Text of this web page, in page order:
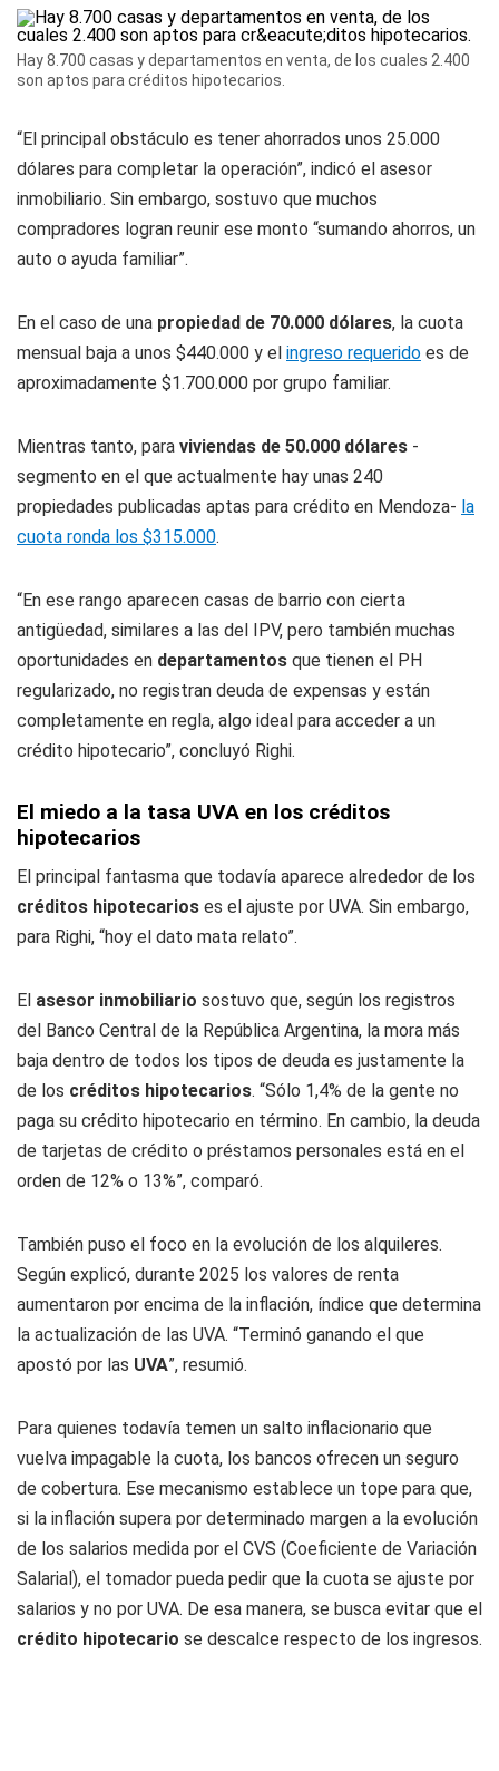
Hay 8.700 casas y departamentos en venta, de los cuales 2.400
son aptos para créditos hipotecarios.
“El principal obstáculo es tener ahorrados unos 25.000
dólares para completar la operación”, indicó el asesor
inmobiliario. Sin embargo, sostuvo que muchos
compradores logran reunir ese monto “sumando ahorros, un
auto o ayuda familiar”.
En el caso de una propiedad de 70.000 dólares, la cuota
mensual baja a unos $440.000 y el ingreso requerido es de
aproximadamente $1.700.000 por grupo familiar.
Mientras tanto, para viviendas de 50.000 dólares -
segmento en el que actualmente hay unas 240
propiedades publicadas aptas para crédito en Mendoza- la
cuota ronda los $315.000.
“En ese rango aparecen casas de barrio con cierta
antigüedad, similares a las del IPV, pero también muchas
oportunidades en departamentos que tienen el PH
regularizado, no registran deuda de expensas y están
completamente en regla, algo ideal para acceder a un
crédito hipotecario”, concluyó Righi.
El miedo a la tasa UVA en los créditos
hipotecarios
El principal fantasma que todavía aparece alrededor de los
créditos hipotecarios es el ajuste por UVA. Sin embargo,
para Righi, “hoy el dato mata relato”.
El asesor inmobiliario sostuvo que, según los registros
del Banco Central de la República Argentina, la mora más
baja dentro de todos los tipos de deuda es justamente la
de los créditos hipotecarios. “Sólo 1,4% de la gente no
paga su crédito hipotecario en término. En cambio, la deuda
de tarjetas de crédito o préstamos personales está en el
orden de 12% o 13%”, comparó.
También puso el foco en la evolución de los alquileres.
Según explicó, durante 2025 los valores de renta
aumentaron por encima de la inflación, índice que determina
la actualización de las UVA. “Terminó ganando el que
apostó por las UVA”, resumió.
Para quienes todavía temen un salto inflacionario que
vuelva impagable la cuota, los bancos ofrecen un seguro
de cobertura. Ese mecanismo establece un tope para que,
si la inflación supera por determinado margen a la evolución
de los salarios medida por el CVS (Coeficiente de Variación
Salarial), el tomador pueda pedir que la cuota se ajuste por
salarios y no por UVA. De esa manera, se busca evitar que el
crédito hipotecario se descalce respecto de los ingresos.